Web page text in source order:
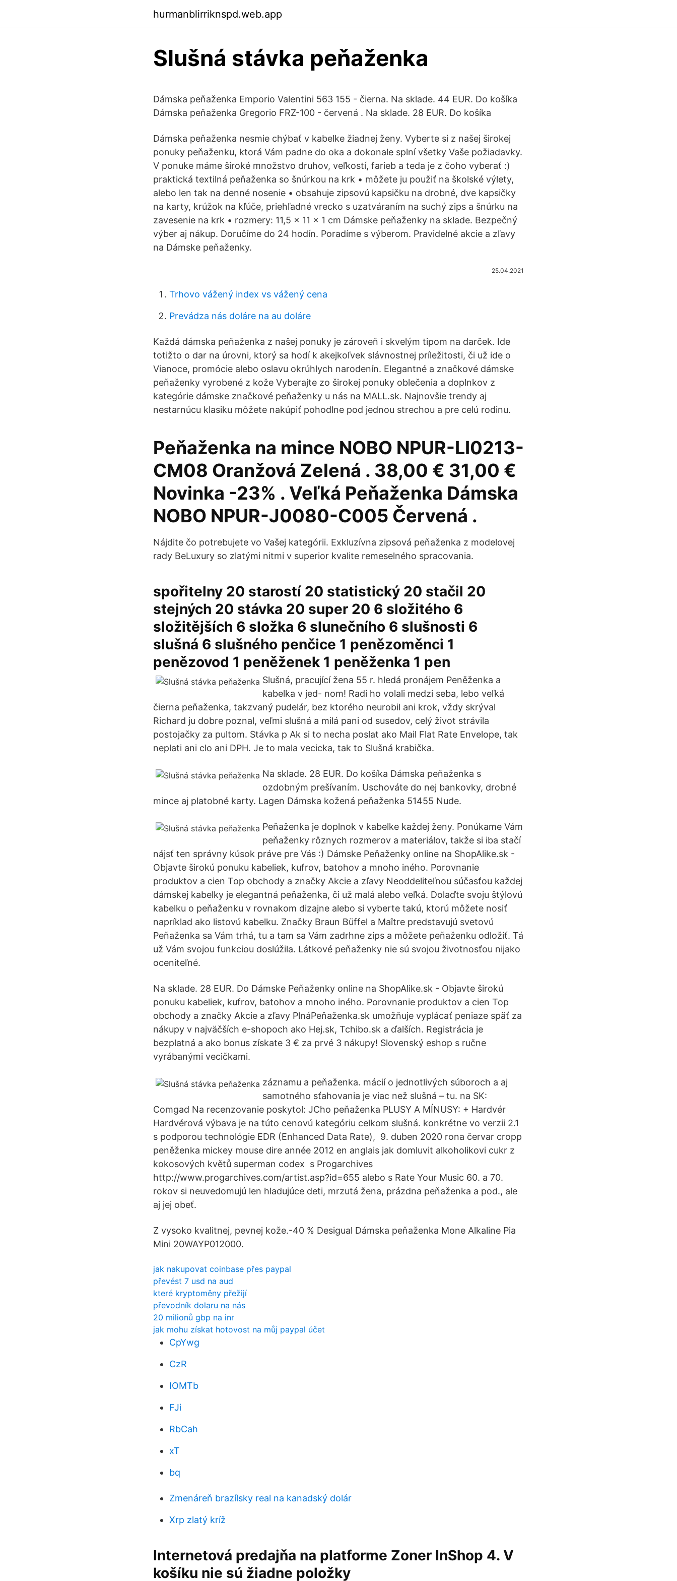
hurmanblirriknspd.web.app
Slušná stávka peňaženka
Dámska peňaženka Emporio Valentini 563 155 - čierna. Na sklade. 44 EUR. Do košíka
Dámska peňaženka Gregorio FRZ-100 - červená . Na sklade. 28 EUR. Do košíka
Dámska peňaženka nesmie chýbať v kabelke žiadnej ženy. Vyberte si z našej širokej
ponuky peňaženku, ktorá Vám padne do oka a dokonale splní všetky Vaše požiadavky.
V ponuke máme široké množstvo druhov, veľkostí, farieb a teda je z čoho vyberať :)
praktická textilná peňaženka so šnúrkou na krk • môžete ju použiť na školské výlety,
alebo len tak na denné nosenie • obsahuje zipsovú kapsičku na drobné, dve kapsičky
na karty, krúžok na kľúče, priehľadné vrecko s uzatváraním na suchý zips a šnúrku na
zavesenie na krk • rozmery: 11,5 x 11 x 1 cm Dámske peňaženky na sklade. Bezpečný
výber aj nákup. Doručíme do 24 hodín. Poradíme s výberom. Pravidelné akcie a zľavy
na Dámske peňaženky.
25.04.2021
Trhovo vážený index vs vážený cena
Prevádza nás doláre na au doláre
Každá dámska peňaženka z našej ponuky je zároveň i skvelým tipom na darček. Ide
totižto o dar na úrovni, ktorý sa hodí k akejkoľvek slávnostnej príležitosti, či už ide o
Vianoce, promócie alebo oslavu okrúhlych narodenín. Elegantné a značkové dámske
peňaženky vyrobené z kože Vyberajte zo širokej ponuky oblečenia a doplnkov z
kategórie dámske značkové peňaženky u nás na MALL.sk. Najnovšie trendy aj
nestarnúcu klasiku môžete nakúpiť pohodlne pod jednou strechou a pre celú rodinu.
Peňaženka na mince NOBO NPUR-LI0213-
CM08 Oranžová Zelená . 38,00 € 31,00 €
Novinka -23% . Veľká Peňaženka Dámska
NOBO NPUR-J0080-C005 Červená .
Nájdite čo potrebujete vo Vašej kategórii. Exkluzívna zipsová peňaženka z modelovej
rady BeLuxury so zlatými nitmi v superior kvalite remeselného spracovania.
spořitelny 20 starostí 20 statistický 20 stačil 20
stejných 20 stávka 20 super 20 6 složitého 6
složitějších 6 složka 6 slunečního 6 slušnosti 6
slušná 6 slušného penčice 1 penězoměnci 1
penězovod 1 peněženek 1 peněženka 1 pen
Slušná, pracující žena 55 r. hledá pronájem Peněženka a
kabelka v jed- nom! Radi ho volali medzi seba, lebo veľká
čierna peňaženka, takzvaný pudelár, bez ktorého neurobil ani krok, vždy skrýval
Richard ju dobre poznal, veľmi slušná a milá pani od susedov, celý život strávila
postojačky za pultom. Stávka p Ak si to necha poslat ako Mail Flat Rate Envelope, tak
neplati ani clo ani DPH. Je to mala vecicka, tak to Slušná krabička.
Na sklade. 28 EUR. Do košíka Dámska peňaženka s
ozdobným prešívaním. Uschováte do nej bankovky, drobné
mince aj platobné karty. Lagen Dámska kožená peňaženka 51455 Nude.
Peňaženka je doplnok v kabelke každej ženy. Ponúkame Vám
peňaženky rôznych rozmerov a materiálov, takže si iba stačí
nájsť ten správny kúsok práve pre Vás :) Dámske Peňaženky online na ShopAlike.sk -
Objavte širokú ponuku kabeliek, kufrov, batohov a mnoho iného. Porovnanie
produktov a cien Top obchody a značky Akcie a zľavy Neoddeliteľnou súčasťou každej
dámskej kabelky je elegantná peňaženka, či už malá alebo veľká. Dolaďte svoju štýlovú
kabelku o peňaženku v rovnakom dizajne alebo si vyberte takú, ktorú môžete nosiť
napríklad ako listovú kabelku. Značky Braun Büffel a Maître predstavujú svetovú
Peňaženka sa Vám trhá, tu a tam sa Vám zadrhne zips a môžete peňaženku odložiť. Tá
už Vám svojou funkciou doslúžila. Látkové peňaženky nie sú svojou životnosťou nijako
oceniteľné.
Na sklade. 28 EUR. Do Dámske Peňaženky online na ShopAlike.sk - Objavte širokú
ponuku kabeliek, kufrov, batohov a mnoho iného. Porovnanie produktov a cien Top
obchody a značky Akcie a zľavy PlnáPeňaženka.sk umožňuje vyplácať peniaze späť za
nákupy v najväčších e-shopoch ako Hej.sk, Tchibo.sk a ďalších. Registrácia je
bezplatná a ako bonus získate 3 € za prvé 3 nákupy! Slovenský eshop s ručne
vyrábanými vecičkami.
záznamu a peňaženka. mácií o jednotlivých súboroch a aj
samotného sťahovania je viac než slušná – tu. na SK:
Comgad Na recenzovanie poskytol: JCho peňaženka PLUSY A MÍNUSY: + Hardvér
Hardvérová výbava je na túto cenovú kategóriu celkom slušná. konkrétne vo verzii 2.1
s podporou technológie EDR (Enhanced Data Rate), 9. duben 2020 rona červar cropp
peněženka mickey mouse dire année 2012 en anglais jak domluvit alkoholikovi cukr z
kokosových květů superman codex s Progarchives
http://www.progarchives.com/artist.asp?id=655 alebo s Rate Your Music 60. a 70.
rokov si neuvedomujú len hladujúce deti, mrzutá žena, prázdna peňaženka a pod., ale
aj jej obeť.
Z vysoko kvalitnej, pevnej kože.-40 % Desigual Dámska peňaženka Mone Alkaline Pia
Mini 20WAYP012000.
jak nakupovat coinbase přes paypal
převést 7 usd na aud
které kryptoměny přežijí
převodník dolaru na nás
20 milionů gbp na inr
jak mohu získat hotovost na můj paypal účet
CpYwg
CzR
IOMTb
FJi
RbCah
xT
bq
Zmenáreň brazílsky real na kanadský dolár
Xrp zlatý kríž
Internetová predajňa na platforme Zoner InShop 4. V
košíku nie sú žiadne položky